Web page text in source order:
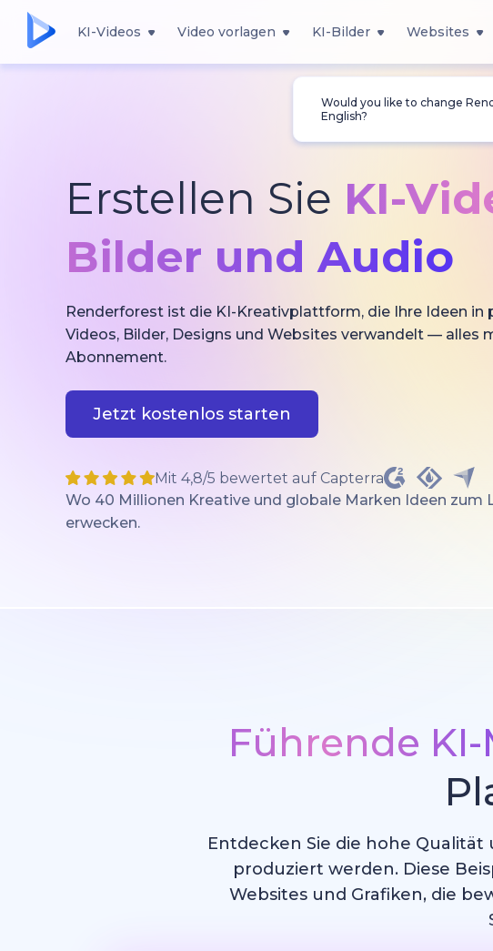
KI-Videos Video vorlagen KI-Bilder Websites
Would you like to change
English?
Erstellen Sie KI-
Bilder und Audio
Renderforest ist die KI-Kreativplattform, die Ihre Ideen in
Videos, Bilder, Designs und Websites verwandelt — alles
Abonnement.
Jetzt kostenlos starten
Mit 4,8/5 bewertet auf Capterra
Wo 40 Millionen Kreative und globale Marken Ideen zum
erwecken.
Führende
Entdecken Sie die hohe
produziert werden. Diese
Websites und Grafiken, die